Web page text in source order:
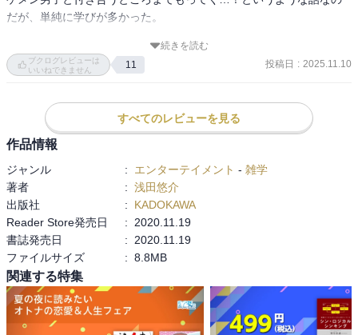
だが、単純に学びが多かった。
LINEは、深い話をするためのツールではなく、次のデートをとりつ
けるために使え！とか、とにかく、LINEについては男性と女性で捉
仕事も婚活も、頑張れば成果につながるけど、恋愛だけはそうもい
かないよね。難しい！だからこそドラマがあるという人もいて、恋
す！
（39歳ニート時に読了）
続きを読む
ブクログレビューは
いいねできません
11 投稿日 : 2025.11.10
すべてのレビューを見る
作品情報
ジャンル : エンターテイメント - 雑学
著者
: 浅田悠介
出版社
:
KADOKAWA
Reader Store発売日
:
2020.11.19
書誌発売日
:
2020.11.19
ファイルサイズ
: 8.8MB
関連する特集